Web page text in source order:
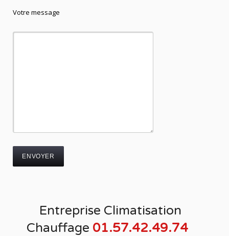
Votre message
Entreprise Climatisation
Chauffage 01.57.42.49.74